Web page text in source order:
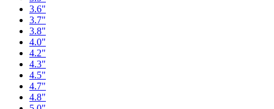
3.6"
3.7"
3.8"
4.0"
4.2"
4.3"
4.5"
4.7"
4.8"